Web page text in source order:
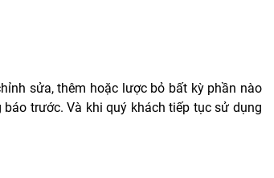
sửa, thêm hoặc lược bỏ bất kỳ phần nào
trước. Và khi quý khách tiếp tục sử dụng